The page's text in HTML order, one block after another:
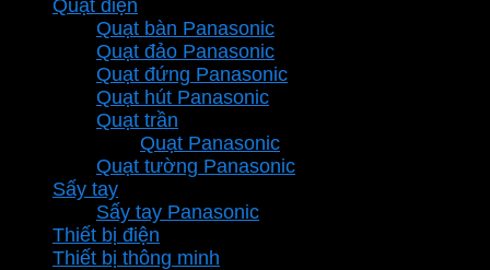
Quạt điện
Quạt bàn Panasonic
Quạt đảo Panasonic
Quạt đứng Panasonic
Quạt hút Panasonic
Quạt trần
Quạt Panasonic
Quạt tường Panasonic
Sấy tay
Sấy tay Panasonic
Thiết bị điện
Thiết bị thông minh